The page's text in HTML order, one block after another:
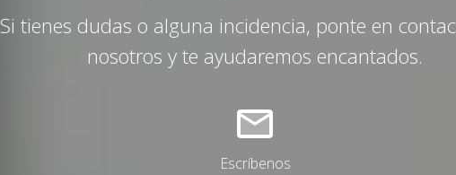
Si tienes dudas o alguna incidencia, ponte en
nosotros y te ayudaremos encantados.
Escríbenos